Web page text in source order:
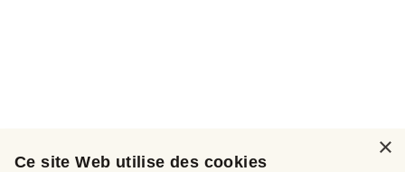
×
Ce site Web utilise des cookies